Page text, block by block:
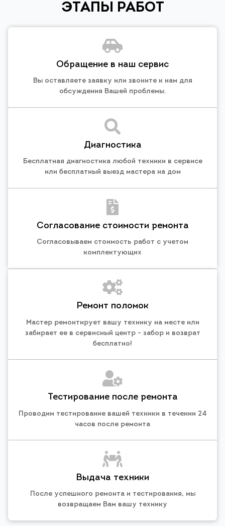
ЭТАПЫ РАБОТ
Обращение в наш сервис
Вы оставляете заявку или звоните к нам для
обсуждения Вашей проблемы.
Диагностика
Бесплатная диагностика любой техники в сервисе
или бесплатный выезд мастера на дом
Согласование стоимости ремонта
Согласовываем стоимость работ с учетом
комплектующих
Ремонт поломок
Мастер ремонтирует вашу технику на месте или
забирает ее в сервисный центр - забор и возврат
бесплатно!
Тестирование после ремонта
Проводим тестирование вашей техники в течении 24
часов после ремонта
Выдача техники
После успешного ремонта и тестирования, мы
возвращаем Вам вашу технику